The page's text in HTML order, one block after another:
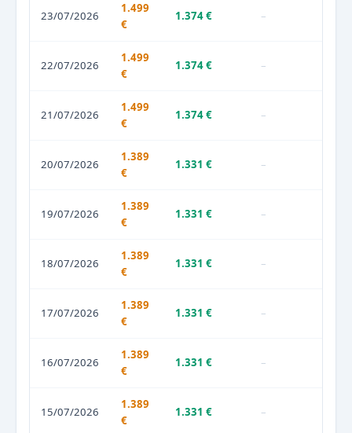
23/07/2026
1.499
€
1.374 € –
22/07/2026
1.499
€
1.374 € –
21/07/2026
1.499
€
1.374 € –
20/07/2026
1.389
€
1.331 € –
19/07/2026
1.389
€
1.331 € –
18/07/2026
1.389
€
1.331 € –
17/07/2026
1.389
€
1.331 € –
16/07/2026
1.389
€
1.331 € –
15/07/2026
1.389
€
1.331 € –